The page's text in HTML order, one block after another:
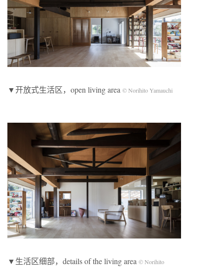
▼开放式生活区，open living area © Norihito Yamauchi
▼生活区细部，details of the living area © Norihito